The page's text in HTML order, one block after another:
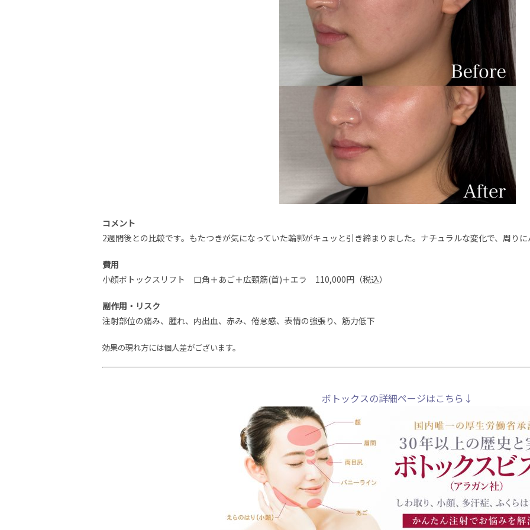
コメント
2週間後との比較です。もたつきが気になっていた輪郭がキュッと引き締まりました。ナチュラルな変化で、周りに
費用
小顔ボトックスリフト 口角＋あご＋広頚筋(首)＋エラ 110,000円（税込）
副作用・リスク
注射部位の痛み、腫れ、内出血、赤み、倦怠感、表情の強張り、筋力低下
効果の現れ方には個人差がございます。
ボトックスの詳細ページはこちら↓